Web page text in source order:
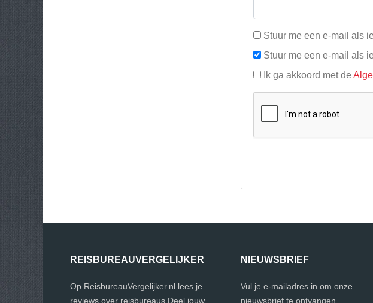
Stuur me een e-mail als
Stuur me een e-mail als
Ik ga akkoord met de
REISBUREAUVERGELIJKER
Op ReisbureauVergelijker.nl lees je
reviews over reisbureaus.Deel jouw
NIEUWSBRIEF
Vul je e-mailadres in om onze
nieuwsbrief te ontvangen.